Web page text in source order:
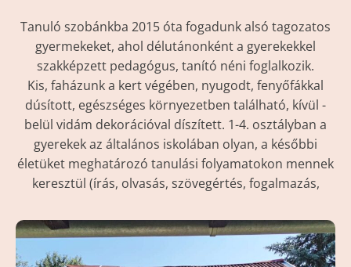
Tanuló szobánkba 2015 óta fogadunk alsó tagozatos
gyermekeket, ahol délutánonként a gyerekekkel
szakképzett pedagógus, tanító néni foglalkozik.
Kis, faházunk a kert végében, nyugodt, fenyőfákkal
dúsított, egészséges környezetben található, kívül -
belül vidám dekorációval díszített. 1-4. osztályban a
gyerekek az általános iskolában olyan, a későbbi
életüket meghatározó tanulási folyamatokon mennek
keresztül (írás, olvasás, szövegértés, fogalmazás,